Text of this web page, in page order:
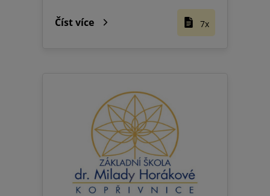
Číst více 7x